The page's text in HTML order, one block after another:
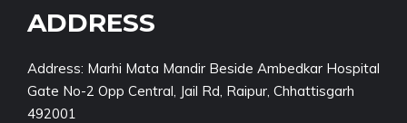
ADDRESS
Address: Marhi Mata Mandir Beside Ambedkar Hospital
Gate No-2 Opp Central, Jail Rd, Raipur, Chhattisgarh
492001